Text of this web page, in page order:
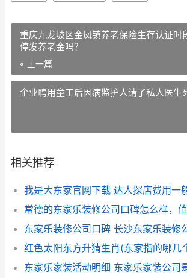
重庆九龙坡区金凤镇养老保险生存认证时
停发养老金吗？
« 上一篇
企业聘用童工后因病监护人请了私人医生
相关推荐
我是大东家官网下载 达人探店费用一
东家乐装修公司口碑 长沙东家乐装修
红色太阳东方升猜生肖(东家指的哪几
东家乐家装活动明细 东家乐家装公司